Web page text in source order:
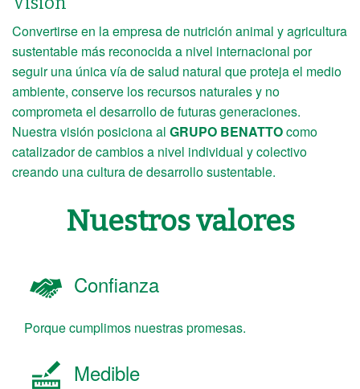
Convertirse en la empresa de nutrición animal y agricultura
sustentable más reconocida a nivel internacional por
seguir una única vía de salud natural que proteja el medio
ambiente, conserve los recursos naturales y no
comprometa el desarrollo de futuras generaciones.
Nuestra visión posiciona al GRUPO BENATTOcomo
catalizador de cambios a nivel individual y colectivo
creando una cultura de desarrollo sustentable.
Nuestros valores
Confianza
Porque cumplimos nuestras promesas.
Medible